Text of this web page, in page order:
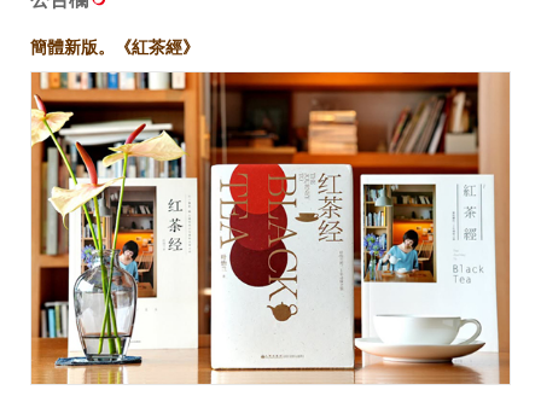
簡體新版。《紅茶經》